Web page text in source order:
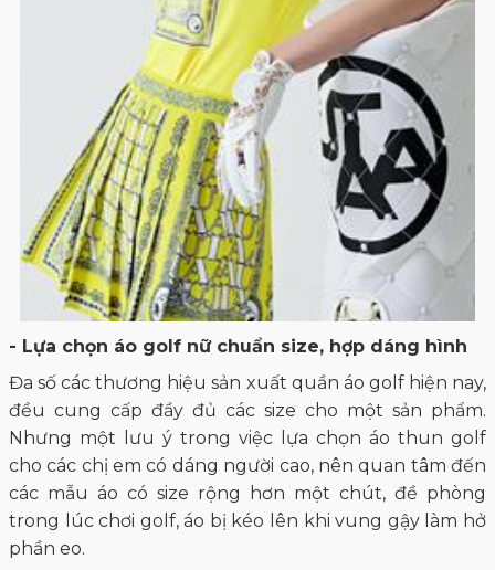
- Lựa chọn áo golf nữ chuẩn size, hợp dáng hình
Đa số các thương hiệu sản xuất quần áo golf hiện nay,
đều cung cấp đầy đủ các size cho một sản phẩm.
Nhưng một lưu ý trong việc lựa chọn áo thun golf
cho các chị em có dáng người cao, nên quan tâm đến
các mẫu áo có size rộng hơn một chút, đề phòng
trong lúc chơi golf, áo bị kéo lên khi vung gậy làm hở
phần eo.